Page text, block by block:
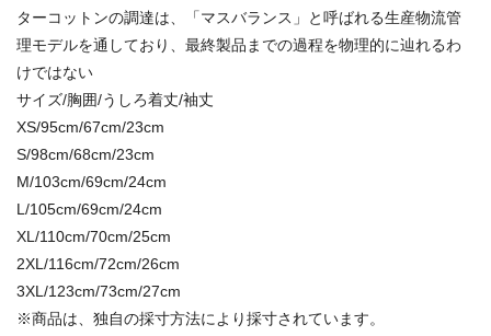
ターコットンの調達は、「マスバランス」と呼ばれる生産物流管
理モデルを通しており、最終製品までの過程を物理的に辿れるわ
けではない
サイズ/胸囲/うしろ着丈/袖丈
XS/95cm/67cm/23cm
S/98cm/68cm/23cm
M/103cm/69cm/24cm
L/105cm/69cm/24cm
XL/110cm/70cm/25cm
2XL/116cm/72cm/26cm
3XL/123cm/73cm/27cm
※商品は、独自の採寸方法により採寸されています。